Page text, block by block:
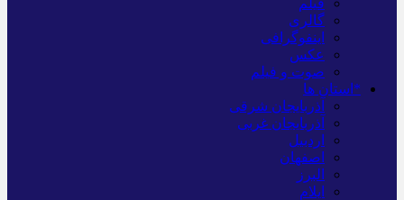
فیلم
گالری
اینفوگرافی
عکس
صوت و فیلم
*استان ها
آذربایجان شرقی
آذربایجان غربی
اردبیل
اصفهان
البرز
ایلام